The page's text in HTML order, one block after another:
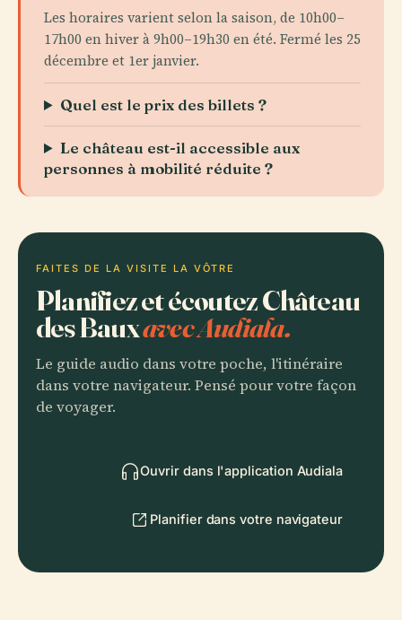
Les horaires varient selon la saison, de 10h00–
17h00 en hiver à 9h00–19h30 en été. Fermé les 25
décembre et 1er janvier.
Quel est le prix des billets ?
Le château est-il accessible aux
personnes à mobilité réduite ?
FAITES DE LA VISITE LA VÔTRE
Planifiez et écoutez Château
des Bauxavec Audiala.
Le guide audio dans votre poche, l'itinéraire
dans votre navigateur. Pensé pour votre façon
de voyager.
Ouvrir dans l'application Audiala
Planifier dans votre navigateur